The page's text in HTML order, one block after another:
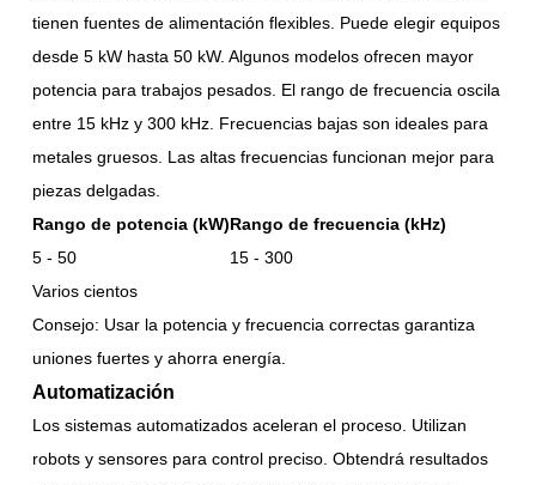
tienen fuentes de alimentación flexibles. Puede elegir equipos
desde 5 kW hasta 50 kW. Algunos modelos ofrecen mayor
potencia para trabajos pesados. El rango de frecuencia oscila
entre 15 kHz y 300 kHz. Frecuencias bajas son ideales para
metales gruesos. Las altas frecuencias funcionan mejor para
piezas delgadas.
Rango de potencia (kW)Rango de frecuencia (kHz)
5 - 50
15 - 300
Varios cientos
Consejo: Usar la potencia y frecuencia correctas garantiza
uniones fuertes y ahorra energía.
Automatización
Los sistemas automatizados aceleran el proceso. Utilizan
robots y sensores para control preciso. Obtendrá resultados